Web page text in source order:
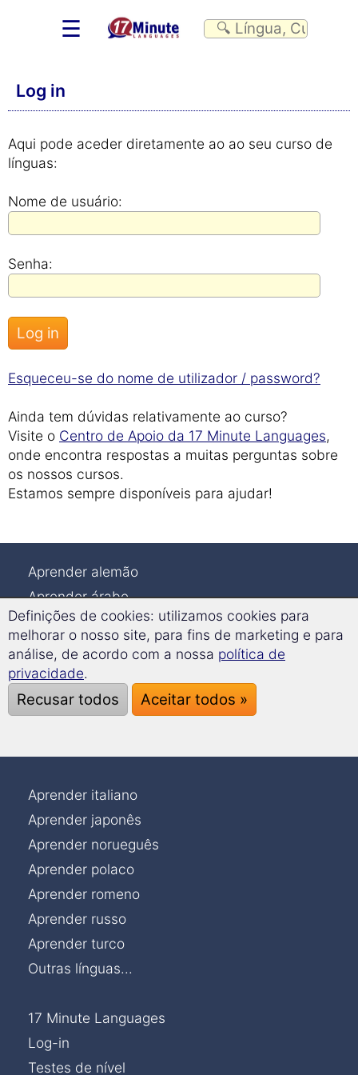
☰
Log in
Aqui pode aceder diretamente ao ao seu curso de
línguas:
Nome de usuário:
Senha:
Esqueceu-se do nome de utilizador / password?
Ainda tem dúvidas relativamente ao curso?
Visite o Centro de Apoio da 17 Minute Languages,
onde encontra respostas a muitas perguntas sobre
os nossos cursos.
Estamos sempre disponíveis para ajudar!
Aprender alemão
Aprender árabe
Aprender coreano
Aprender francês
Aprender holandês
Aprender húngaro
Aprender inglês americano
Aprender italiano
Aprender japonês
Aprender norueguês
Aprender polaco
Aprender romeno
Aprender russo
Aprender turco
Outras línguas...
17 Minute Languages
Log-in
Testes de nível
Definições de cookies: utilizamos cookies para
melhorar o nosso site, para fins de marketing e para
análise, de acordo com a nossa política de
privacidade.
Recusar todos Aceitar todos »